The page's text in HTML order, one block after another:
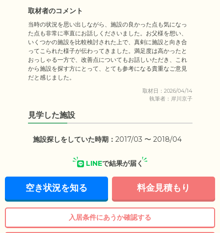
取材者のコメント
当時の状況を思い出しながら、施設の良かった点も気になっ
た点も非常に率直にお話しくださいました。お父様を想い、
いくつかの施設を比較検討された上で、真剣に施設と向き合
ってこられた様子が伝わってきました。満足度は高かったと
おっしゃる一方で、改善点についてもお話しいただき、これ
から施設を探す方にとって、とても参考になる貴重なご意見
だと感じました。
取材日：2026/04/14
執筆者：岸川京子
見学した施設
施設探しをしていた時期： 2017/03 〜 2018/04
LINEで結果が届く
空き状況を知る 料金見積もり
入居条件にあうか確認する